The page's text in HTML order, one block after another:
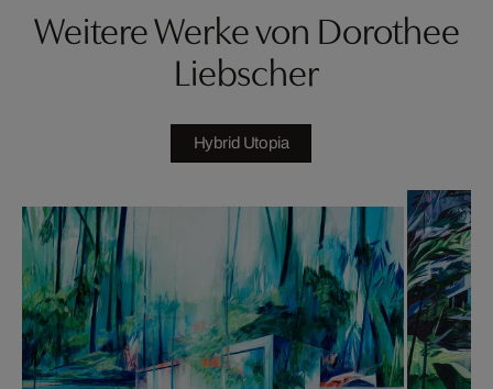
Weitere Werke von Dorothee
Liebscher
Hybrid Utopia